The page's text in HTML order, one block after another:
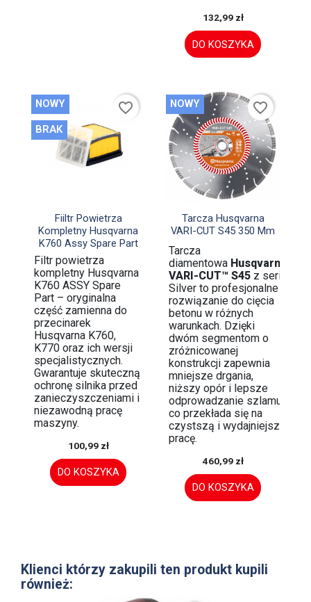
132,99 zł
DO KOSZYKA
Szybki podgląd
Fiiltr Powietrza
Kompletny Husqvarna
K760 Assy Spare Part
Filtr powietrza
kompletny Husqvarna
K760 ASSY Spare
Part – oryginalna
część zamienna do
przecinarek
Husqvarna K760,
K770 oraz ich wersji
specjalistycznych.
Gwarantuje skuteczną
ochronę silnika przed
zanieczyszczeniami i
niezawodną pracę
maszyny.
100,99 zł
DO KOSZYKA
NOWY
BRAK
favorite_border
Szybki podgląd
Tarcza Husqvarna
VARI-CUT S45 350 Mm
Tarcza
diamentowa Husqvarna
VARI-CUT™ S45z serii
Silver to profesjonalne
rozwiązanie do cięcia
betonu w różnych
warunkach. Dzięki
dwóm segmentom o
zróżnicowanej
konstrukcji zapewnia
mniejsze drgania,
niższy opór i lepsze
odprowadzanie szlamu,
co przekłada się na
czystszą i wydajniejszą
pracę.
460,99 zł
DO KOSZYKA
NOWY favorite_border
Klienci którzy zakupili ten produkt kupili
również: